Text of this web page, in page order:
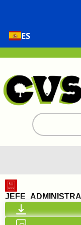
ES
Buscar:
Inicio
Nosotros